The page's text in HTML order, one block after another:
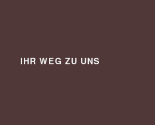
IHR WEG ZU UNS